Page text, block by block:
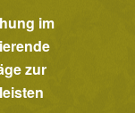
im
zur